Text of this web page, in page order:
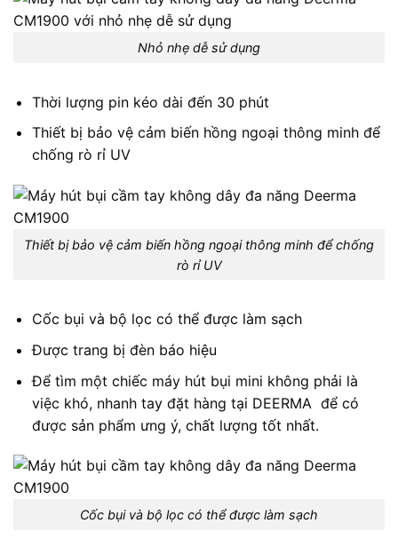
Nhỏ nhẹ dễ sử dụng
Thời lượng pin kéo dài đến 30 phút
Thiết bị bảo vệ cảm biến hồng ngoại thông minh để
chống rò rỉ UV
Thiết bị bảo vệ cảm biến hồng ngoại thông minh để chống
rò rỉ UV
Cốc bụi và bộ lọc có thể được làm sạch
Được trang bị đèn báo hiệu
Để tìm một chiếc máy hút bụi mini không phải là
việc khó, nhanh tay đặt hàng tại DEERMA để có
được sản phẩm ưng ý, chất lượng tốt nhất.
Cốc bụi và bộ lọc có thể được làm sạch